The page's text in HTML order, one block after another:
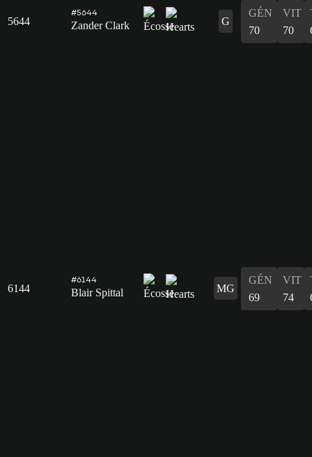
5644
#5644
Zander Clark G
GÉN
70
VIT
70
6144
#6144
Blair Spittal MG
GÉN
69
VIT
74